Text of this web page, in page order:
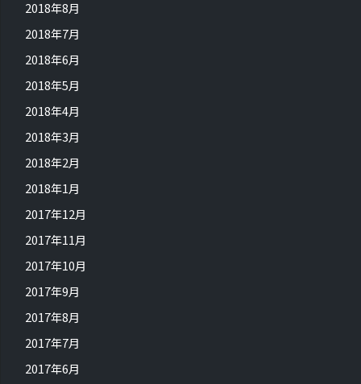
2018年8月
2018年7月
2018年6月
2018年5月
2018年4月
2018年3月
2018年2月
2018年1月
2017年12月
2017年11月
2017年10月
2017年9月
2017年8月
2017年7月
2017年6月